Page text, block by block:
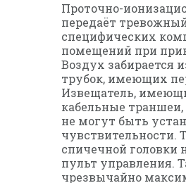
Проточно-
передаёт
специфических
помещений при
Воздух
трубок, имеющих
Извещатель,
кабельные
не могут быть
чувствительности.
спичечной головки
пульт управления.
чрезвычайно